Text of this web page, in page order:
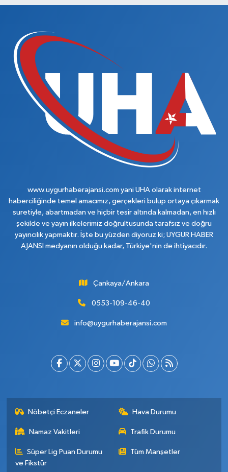
www.uygurhaberajansi.com yani UHA olarak internet
haberciliğinde temel amacımız, gerçekleri bulup ortaya çıkarmak
suretiyle, abartmadan ve hiçbir tesir altında kalmadan, en hızlı
şekilde ve yayın ilkelerimiz doğrultusunda tarafsız ve doğru
yayıncılık yapmaktır. İşte bu yüzden diyoruz ki; UYGUR HABER
AJANSI medyanın olduğu kadar, Türkiye'nin de ihtiyacıdır.
Çankaya/Ankara
0553-109-46-40
info@uygurhaberajansi.com
Nöbetçi Eczaneler Hava Durumu
Namaz Vakitleri Trafik Durumu
Süper Lig Puan Durumu
ve Fikstür
Tüm Manşetler